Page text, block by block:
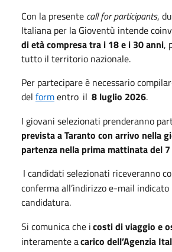
Con la presente call for participants,
Italiana per la Gioventù intende
di età compresa tra i 18 e i 30 anni,
tutto il territorio nazionale.
Per partecipare è necessario
del formentro il 8 luglio 2026.
I giovani selezionati prenderanno
prevista a Taranto con arrivo nella
partenza nella prima mattinata del
I candidati selezionati riceveranno
conferma all’indirizzo e-mail indicato
candidatura.
Si comunica che icosti di viaggio e
interamente acarico dell’Agenzia